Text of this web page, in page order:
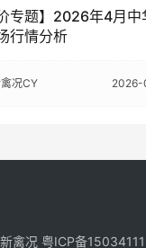
价专题】2026年4月中
行情分析
况CY 2026-
禽况 粤ICP备